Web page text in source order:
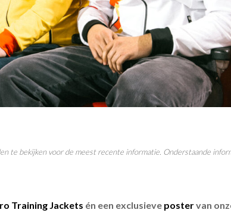
te bekijken voor de meest recente informatie. Onderstaande
Training Jackets én een exclusieve postervan